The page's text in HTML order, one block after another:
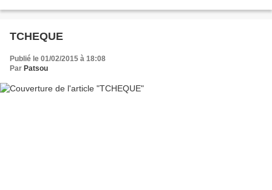
TCHEQUE
Publié le 01/02/2015 à 18:08
Par Patsou